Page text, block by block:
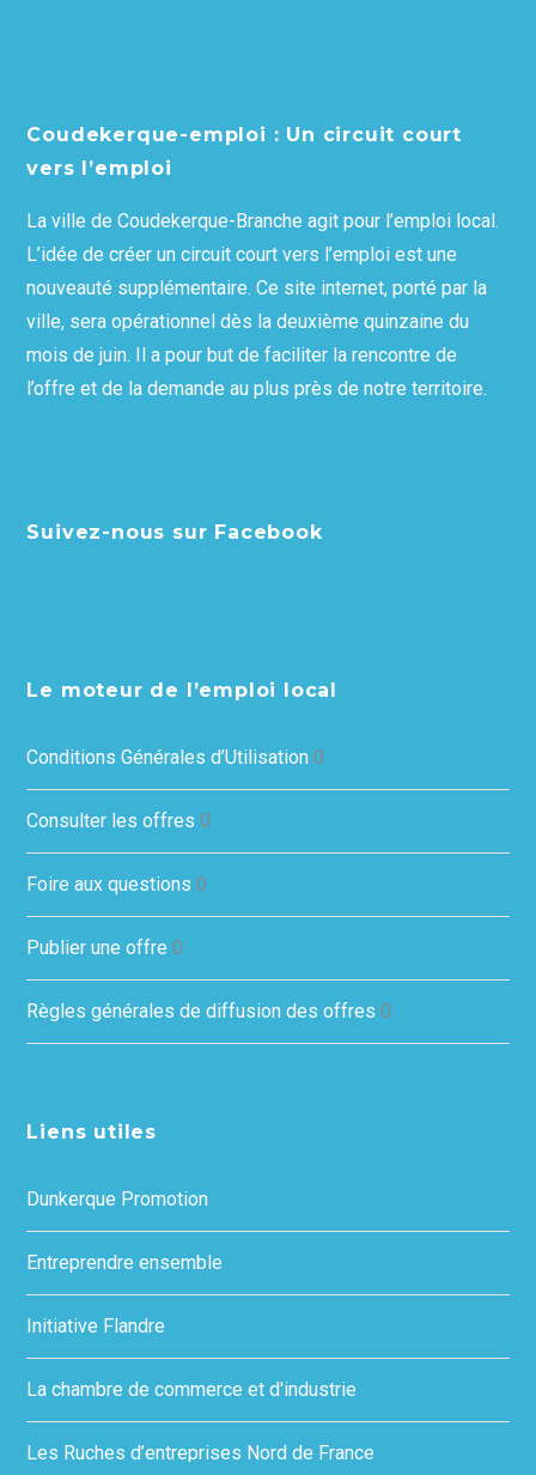
Coudekerque-emploi : Un circuit court
vers l’emploi
La ville de Coudekerque-Branche agit pour l’emploi local.
L’idée de créer un circuit court vers l’emploi est une
nouveauté supplémentaire. Ce site internet, porté par la
ville, sera opérationnel dès la deuxième quinzaine du
mois de juin. Il a pour but de faciliter la rencontre de
l’offre et de la demande au plus près de notre territoire.
Suivez-nous sur Facebook
Le moteur de l’emploi local
Conditions Générales d’Utilisation 0
Consulter les offres 0
Foire aux questions 0
Publier une offre 0
Règles générales de diffusion des offres 0
Liens utiles
Dunkerque Promotion
Entreprendre ensemble
Initiative Flandre
La chambre de commerce et d'industrie
Les Ruches d’entreprises Nord de France